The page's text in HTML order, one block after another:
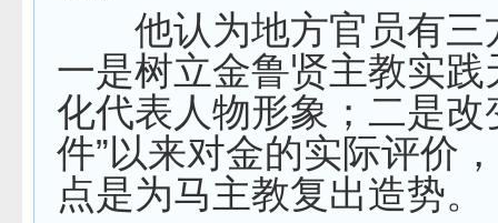
他认为地方官员有三
一是树立金鲁贤主教实践
化代表人物形象；二是改
件”以来对金的实际评价
点是为马主教复出造势。